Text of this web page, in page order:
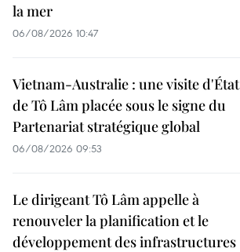
la mer
06/08/2026 10:47
Vietnam-Australie : une visite d'État
de Tô Lâm placée sous le signe du
Partenariat stratégique global
06/08/2026 09:53
Le dirigeant Tô Lâm appelle à
renouveler la planification et le
développement des infrastructures